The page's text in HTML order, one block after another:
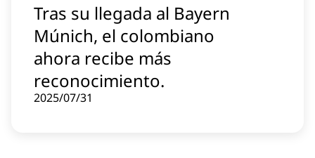
Contenido patrocinado
Instagram
Tras su llegada al Bayern
Múnich, el colombiano
ahora recibe más
reconocimiento.
2025/07/31